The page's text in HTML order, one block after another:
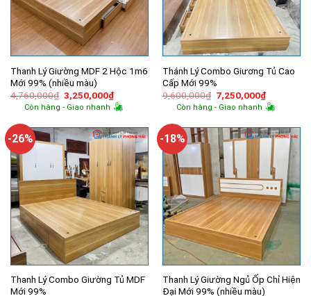
Thanh Lý Giường MDF 2 Hộc 1m6
Mới 99% (nhiều màu)
4,760,000₫ Giá
gốc
là:
3,250,000₫Giá
hiện
tại
3,250,000₫.
Còn hàng - Giao nhanh
Thánh Lý Combo Giương Tủ Cao
Cấp Mới 99%
9,600,000₫ Giá
gốc
là:
7,250,000₫Giá
hiện
tại
Còn hàng - Giao nhanh
-26%
Thanh Lý Combo Giường Tủ MDF
Mới 99%
-18%
Thanh Lý Giường Ngủ Ốp Chỉ Hiện
Đại Mới 99% (nhiều màu)